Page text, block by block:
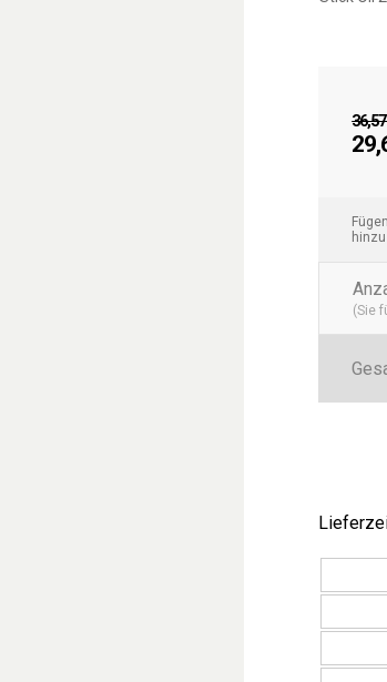
hinzu
(Sie